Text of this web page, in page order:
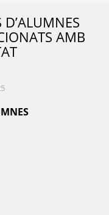
D’ALUMNES
AMB